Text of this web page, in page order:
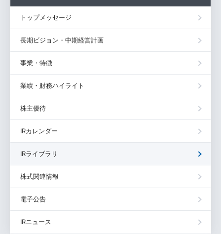
トップメッセージ
長期ビジョン・中期経営計画
事業・特徴
業績・財務ハイライト
株主優待
IRカレンダー
IRライブラリ
株式関連情報
電子公告
IRニュース